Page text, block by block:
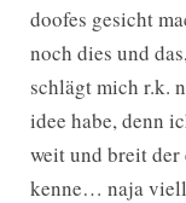
doofes gesicht
noch dies und
schlägt mich r.k.
idee habe, denn
weit und breit der
kenne… naja